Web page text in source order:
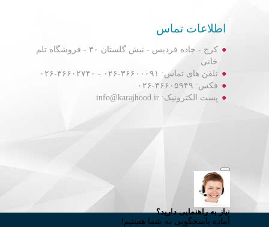
اطلاعات تماس
کرج - جاده فردیس - نبش گلستان ۳۰ - فروشگاه تلم
خانی
تلفن های تماس: ۳۶۶۰۰۰۹۱-۰۲۶ - ۳۶۶۰۲۷۴۰-۰۲۶
فکس: ۳۶۶۰۵۹۴۹-۰۲۶
پست الکترونیک: info@karajhood.ir